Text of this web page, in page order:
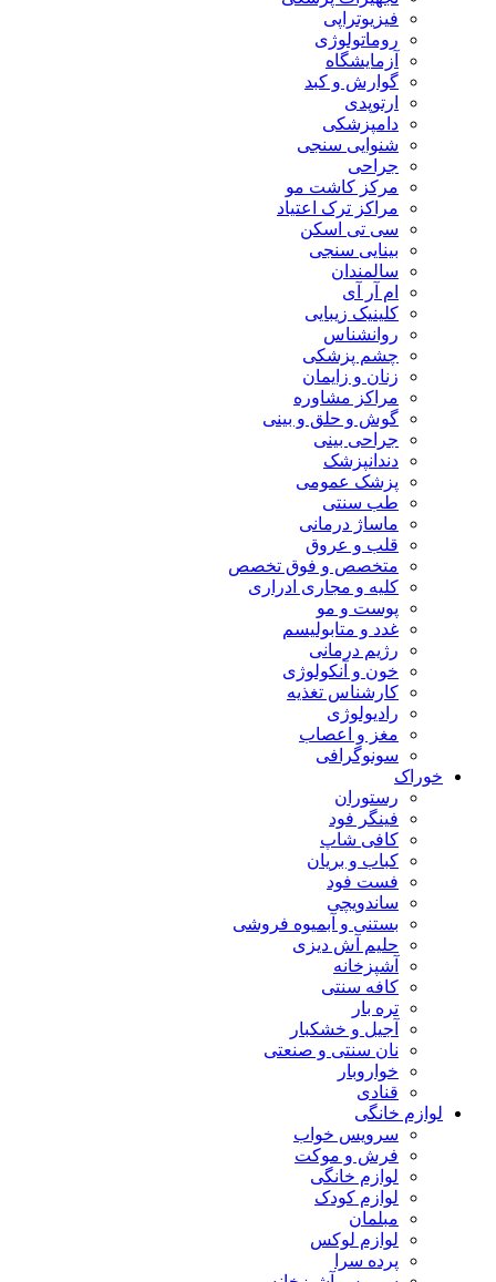
فیزیوتراپی
روماتولوژی
آزمایشگاه
گوارش و کبد
ارتوپدی
دامپزشکی
شنوایی سنجی
جراحی
مرکز کاشت مو
مراکز ترک اعتیاد
سی تی اسکن
بینایی سنجی
سالمندان
ام آر آی
کلینیک زیبایی
روانشناس
چشم پزشکی
زنان و زایمان
مراکز مشاوره
گوش و حلق و بینی
جراحی بینی
دندانپزشک
پزشک عمومی
طب سنتی
ماساژ درمانی
قلب و عروق
متخصص و فوق تخصص
کلیه و مجاری ادراری
پوست و مو
غدد و متابولیسم
رژیم درمانی
خون و آنکولوژی
کارشناس تغذیه
رادیولوژی
مغز و اعصاب
سونوگرافی
خوراک
رستوران
فینگر فود
کافی شاپ
کباب و بریان
فست فود
ساندویچی
بستنی و آبمیوه فروشی
حلیم آش دیزی
آشپزخانه
کافه سنتی
تره بار
آجیل و خشکبار
نان سنتی و صنعتی
خواروبار
قنادی
لوازم خانگی
سرویس خواب
فرش و موکت
لوازم خانگی
لوازم کودک
مبلمان
لوازم لوکس
پرده سرا